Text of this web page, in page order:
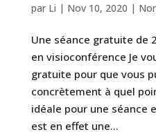
par Li | Nov 10, 2020 |
Une séance gratuite de
en visioconférence Je
gratuite pour que vous
concrètement à quel
idéale pour une séance
est en effet une...